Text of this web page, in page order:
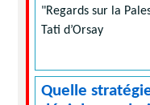
"Regards sur la
Tati d’Orsay
Quelle